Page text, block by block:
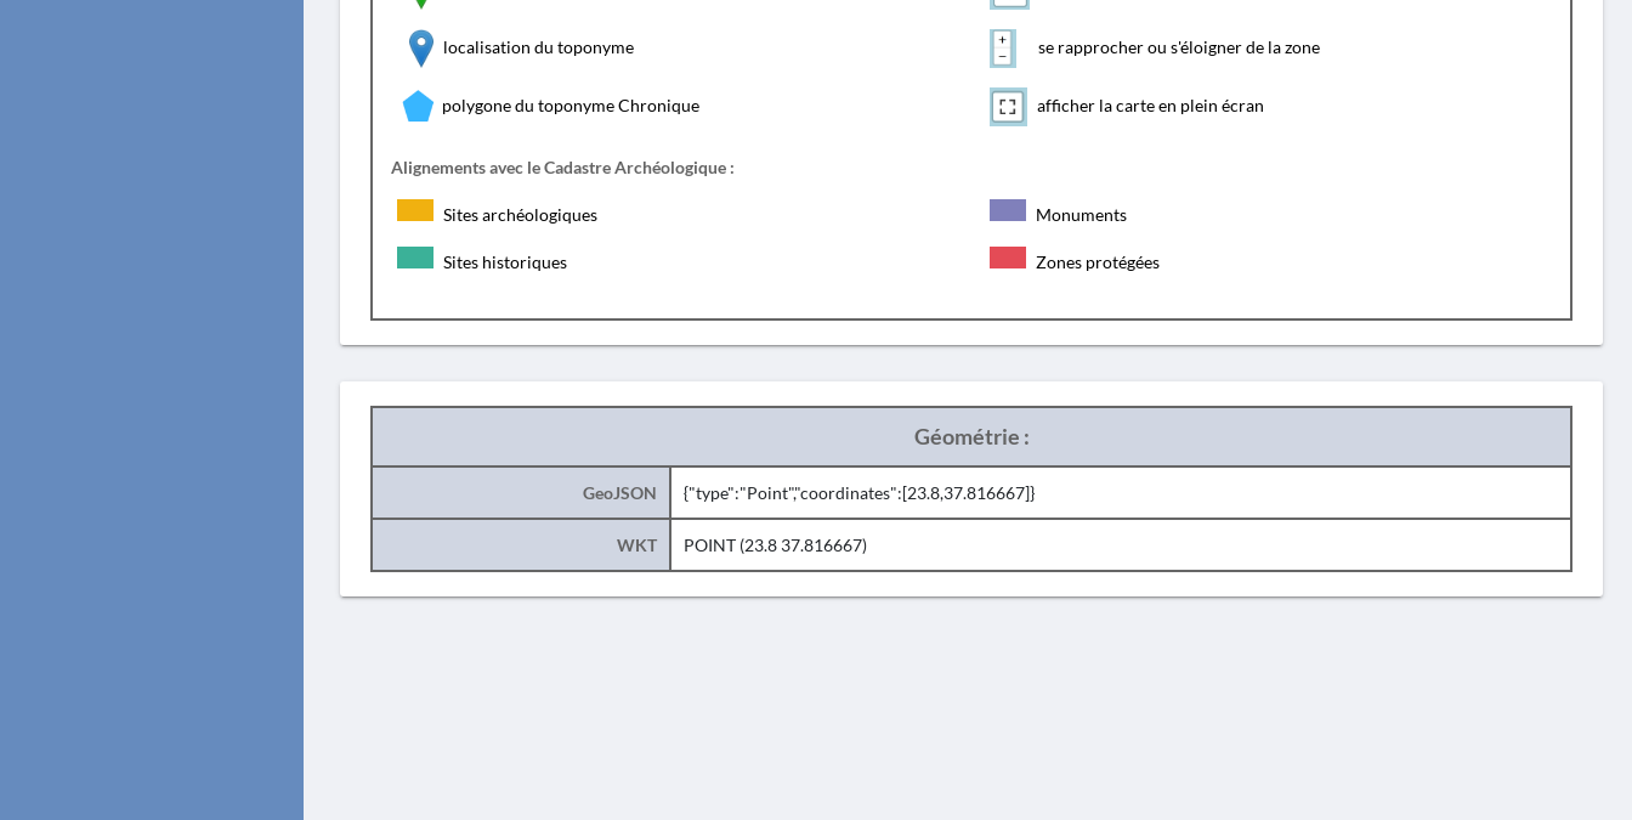
localisation du toponyme
polygone du toponyme Chronique
se rapprocher ou s'éloigner de la zone
afficher la carte en plein écran
Alignements avec le Cadastre Archéologique :
Sites archéologiques Monuments
Sites historiques Zones protégées
Géométrie :
GeoJSON {"type":"Point","coordinates":[23.8,37.816667]}
WKT POINT (23.8 37.816667)